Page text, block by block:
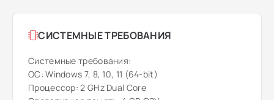
СИСТЕМНЫЕ ТРЕБОВАНИЯ
Системные требования:
ОС: Windows 7, 8, 10, 11 (64-bit)
Процессор: 2 GHz Dual Core